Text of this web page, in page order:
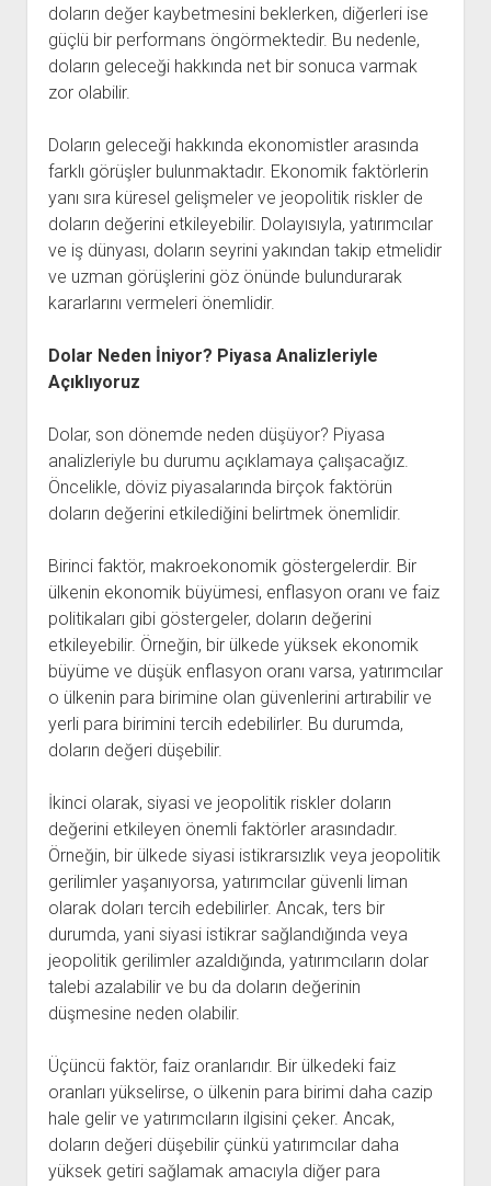
doların değer kaybetmesini beklerken, diğerleri ise
güçlü bir performans öngörmektedir. Bu nedenle,
doların geleceği hakkında net bir sonuca varmak
zor olabilir.
Doların geleceği hakkında ekonomistler arasında
farklı görüşler bulunmaktadır. Ekonomik faktörlerin
yanı sıra küresel gelişmeler ve jeopolitik riskler de
doların değerini etkileyebilir. Dolayısıyla, yatırımcılar
ve iş dünyası, doların seyrini yakından takip etmelidir
ve uzman görüşlerini göz önünde bulundurarak
kararlarını vermeleri önemlidir.
Dolar Neden İniyor? Piyasa Analizleriyle
Açıklıyoruz
Dolar, son dönemde neden düşüyor? Piyasa
analizleriyle bu durumu açıklamaya çalışacağız.
Öncelikle, döviz piyasalarında birçok faktörün
doların değerini etkilediğini belirtmek önemlidir.
Birinci faktör, makroekonomik göstergelerdir. Bir
ülkenin ekonomik büyümesi, enflasyon oranı ve faiz
politikaları gibi göstergeler, doların değerini
etkileyebilir. Örneğin, bir ülkede yüksek ekonomik
büyüme ve düşük enflasyon oranı varsa, yatırımcılar
o ülkenin para birimine olan güvenlerini artırabilir ve
yerli para birimini tercih edebilirler. Bu durumda,
doların değeri düşebilir.
İkinci olarak, siyasi ve jeopolitik riskler doların
değerini etkileyen önemli faktörler arasındadır.
Örneğin, bir ülkede siyasi istikrarsızlık veya jeopolitik
gerilimler yaşanıyorsa, yatırımcılar güvenli liman
olarak doları tercih edebilirler. Ancak, ters bir
durumda, yani siyasi istikrar sağlandığında veya
jeopolitik gerilimler azaldığında, yatırımcıların dolar
talebi azalabilir ve bu da doların değerinin
düşmesine neden olabilir.
Üçüncü faktör, faiz oranlarıdır. Bir ülkedeki faiz
oranları yükselirse, o ülkenin para birimi daha cazip
hale gelir ve yatırımcıların ilgisini çeker. Ancak,
doların değeri düşebilir çünkü yatırımcılar daha
yüksek getiri sağlamak amacıyla diğer para